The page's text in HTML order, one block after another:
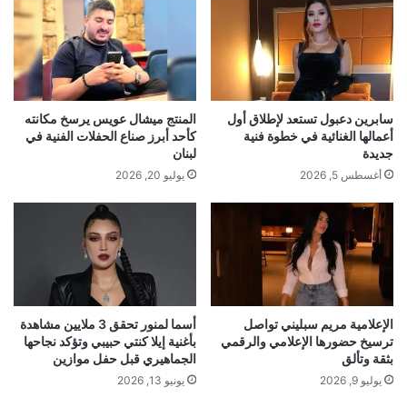
ل
م
ي
…
ت
ش
ا
رً
ا
ت
ا
ل
م
ل
ك
أ
ب
ش
ا
ت
ل
ت
ي
ف
و
ر
ه
ا
ا
سابرين دعبول تستعد لإطلاق أول
أعمالها الغنائية في خطوة فنية
جديدة
أغسطس 5, 2026
​المنتج ميشال عويس يرسخ مكانته
كأحد أبرز صناع الحفلات الفنية في
لبنان
يوليو 20, 2026
الإعلامية مريم سبليني تواصل
ترسيخ حضورها الإعلامي والرقمي
بثقة وتألق
يوليو 9, 2026
أسما لمنور تحقق 3 ملايين مشاهدة
بأغنية إيلا كنتي حبيبي وتؤكد نجاحها
الجماهيري قبل حفل موازين
يونيو 13, 2026